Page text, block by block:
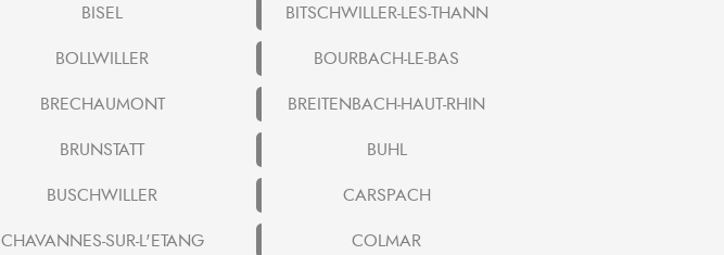
BISEL
BITSCHWILLER-LES-THANN
BOLLWILLER
BOURBACH-LE-BAS
BRECHAUMONT
BREITENBACH-HAUT-RHIN
BRUNSTATT
BUHL
BUSCHWILLER
CARSPACH
CHAVANNES-SUR-L'ETANG
COLMAR